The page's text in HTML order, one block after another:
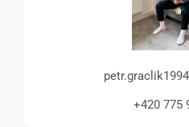
+420 775